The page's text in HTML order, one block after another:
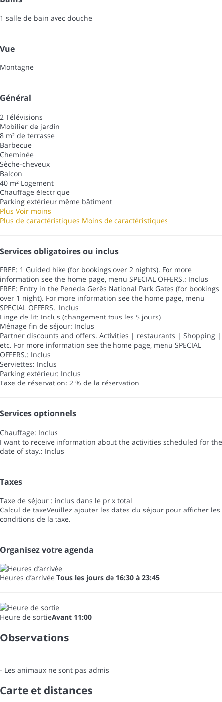
1 salle de bain avec douche
Vue
Montagne
Général
2 Télévisions
Mobilier de jardin
8 m² de terrasse
Barbecue
Cheminée
Sèche-cheveux
Balcon
40 m² Logement
Chauffage électrique
Parking extérieur même bâtiment
Plus Voir moins
Plus de caractéristiques Moins de caractéristiques
Services obligatoires ou inclus
FREE: 1 Guided hike (for bookings over 2 nights). For more
information see the home page, menu SPECIAL OFFERS.: Inclus
FREE: Entry in the Peneda Gerês National Park Gates (for bookings
over 1 night). For more information see the home page, menu
SPECIAL OFFERS.: Inclus
Linge de lit: Inclus (changement tous les 5 jours)
Ménage fin de séjour: Inclus
Partner discounts and offers. Activities | restaurants | Shopping |
etc. For more information see the home page, menu SPECIAL
OFFERS.: Inclus
Serviettes: Inclus
Parking extérieur: Inclus
Taxe de réservation: 2 % de la réservation
Services optionnels
Chauffage: Inclus
I want to receive information about the activities scheduled for the
date of stay.: Inclus
Taxes
Taxe de séjour : inclus dans le prix total
Calcul de taxeVeuillez ajouter les dates du séjour pour afficher les
conditions de la taxe.
Organisez votre agenda
Heures d’arrivée Tous les jours de 16:30 à 23:45
Heure de sortieAvant 11:00
Observations
- Les animaux ne sont pas admis
Carte et distances